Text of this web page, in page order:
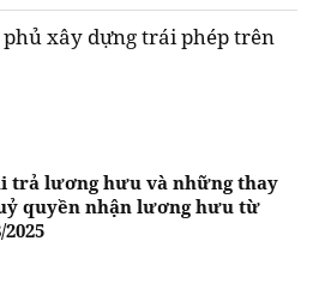
xây dựng trái phép trên
trả lương hưu và những thay
quyền nhận lương hưu từ